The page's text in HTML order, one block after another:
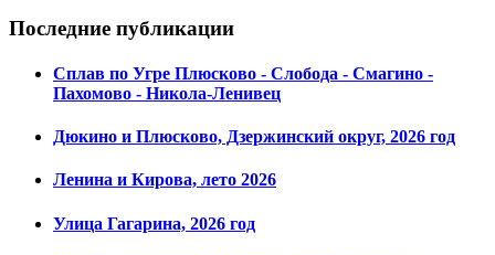
Последние публикации
Сплав по Угре Плюсково - Слобода - Смагино -
Пахомово - Никола-Ленивец
Дюкино и Плюсково, Дзержинский округ, 2026 год
Ленина и Кирова, лето 2026
Улица Гагарина, 2026 год